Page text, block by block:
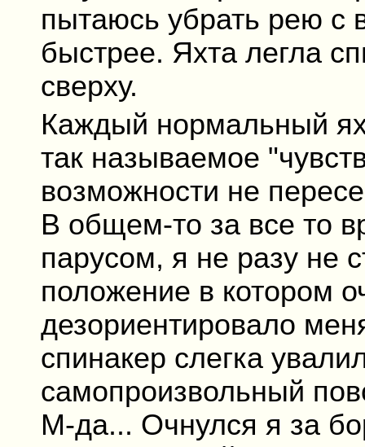
пытаюсь убрать рею с
быстрее. Яхта легла
сверху.
Каждый нормальный
так называемое
возможности не
В общем-то за все то
парусом, я не разу не
положение в котором
дезориентировало
спинакер слегка
самопроизвольный
М-да... Очнулся я за